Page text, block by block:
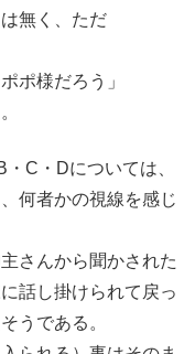
無く、ただ
ポ様だろう」
C・Dについては、
何者かの視線を感じ
さんから聞かされた
話し掛けられて戻っ
うである。